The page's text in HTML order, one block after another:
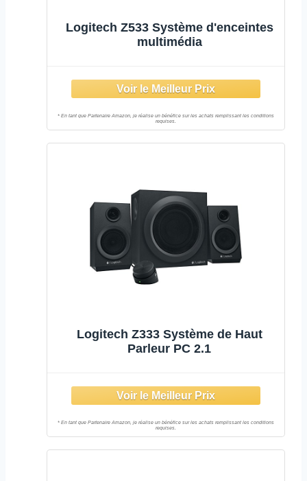
Logitech Z533 Système d'enceintes
multimédia
Logitech Z333 Système de Haut
Parleur PC 2.1